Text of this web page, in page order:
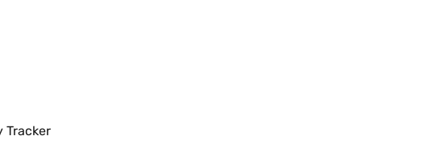
Tracker